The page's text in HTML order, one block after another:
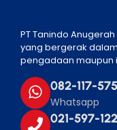
PT Tanindo
yang bergerak
pengadaan maupun
082-117-
Whatsapp
021-597-